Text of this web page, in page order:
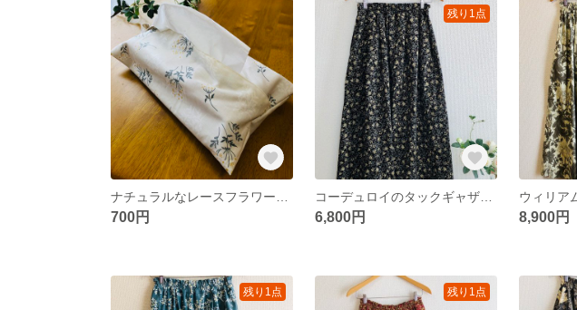
700円
残り1点
コーデュロイのタックギャザースカート フラワーガーデン✳︎ブラウン 花柄スカート
6,800円 8,900円
残り1点 残り1点